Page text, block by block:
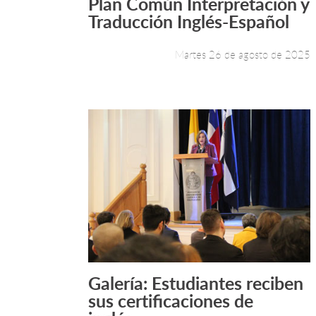
Leer más +
Traducción Inglés-Español
Martes 26 de agosto de 2025
Leer más +
Galería: Estudiantes reciben
sus certificaciones de